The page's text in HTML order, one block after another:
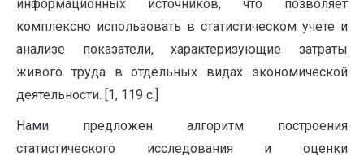
информационных источников, что позволяет
комплексно использовать в статистическом учете и
анализе показатели, характеризующие затраты
живого труда в отдельных видах экономической
деятельности. [1, 119 с.]
Нами предложен алгоритм построения
статистического исследования и оценки